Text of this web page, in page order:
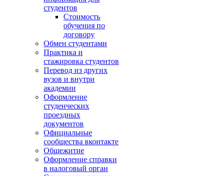
студентов
Cтоимость
обучения по
договору
Обмен студентами
Практика и
стажировка студентов
Перевод из других
вузов и внутри
академии
Оформление
студенческих
проездных
документов
Официальные
сообщества вконтакте
Общежитие
Оформление справки
в налоговый орган